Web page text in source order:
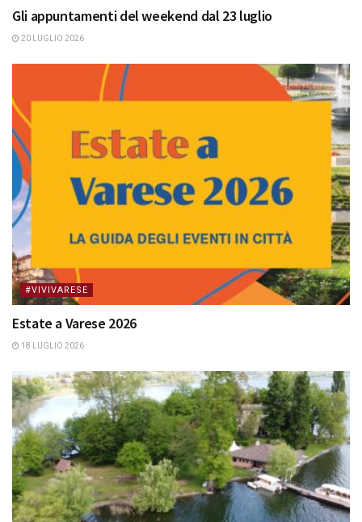
Gli appuntamenti del weekend dal 23 luglio
20 LUGLIO 2026
#VIVIVARESE
Estate a Varese 2026
18 LUGLIO 2026